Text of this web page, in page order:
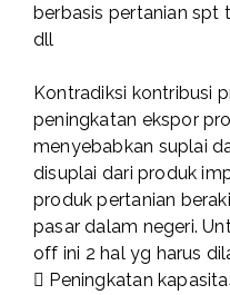
berbasis pertanian spt
dll
Kontradiksi kontribusi
peningkatan ekspor
menyebabkan suplai
disuplai dari produk
produk pertanian
pasar dalam negeri.
off ini 2 hal yg harus
 Peningkatan